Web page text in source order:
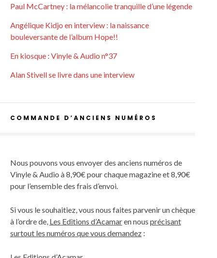
Paul McCartney : la mélancolie tranquille d’une légende
Angélique Kidjo en interview : la naissance
bouleversante de l’album Hope!!
En kiosque : Vinyle & Audio n°37
Alan Stivell se livre dans une interview
COMMANDE D’ANCIENS NUMÉROS
Nous pouvons vous envoyer des anciens numéros de
Vinyle & Audio à 8,90€ pour chaque magazine et 8,90€
pour l’ensemble des frais d’envoi.
Si vous le souhaitiez, vous nous faites parvenir un chèque
à l’ordre de, Les Editions d’Acamaren nous précisant
surtout les numéros que vous demandez: